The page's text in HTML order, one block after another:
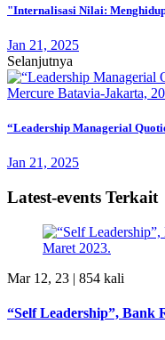
"Internalisasi Nilai:
Jan 21, 2025
Selanjutnya
“Leadership Managerial
Jan 21, 2025
Latest-events Terkait
Mar 12, 23 | 854 kali
“Self Leadership”, Bank